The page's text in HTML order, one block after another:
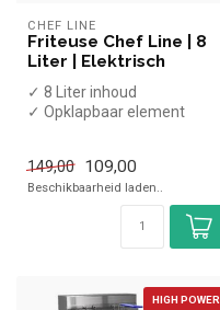
CHEF LINE
Friteuse Chef Line | 8
Liter | Elektrisch
✓ 8 Liter inhoud
✓ Opklapbaar element
149,00
109,00
Beschikbaarheid laden..
HIGH POWER